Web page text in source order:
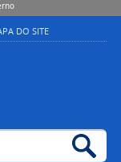
DO SITE